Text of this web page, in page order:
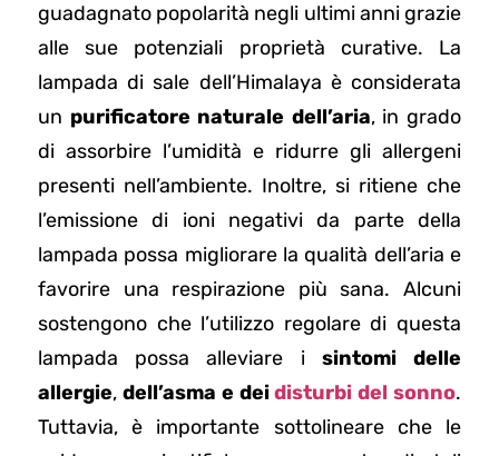
guadagnato popolarità negli ultimi anni grazie
alle sue potenziali proprietà curative. La
lampada di sale dell’Himalaya è considerata
un purificatore naturale dell’aria, in grado
di assorbire l’umidità e ridurre gli allergeni
presenti nell’ambiente. Inoltre, si ritiene che
l’emissione di ioni negativi da parte della
lampada possa migliorare la qualità dell’aria e
favorire una respirazione più sana. Alcuni
sostengono che l’utilizzo regolare di questa
lampada possa alleviare i sintomi delle
allergie, dell’asma e deidisturbi del sonno.
Tuttavia, è importante sottolineare che le